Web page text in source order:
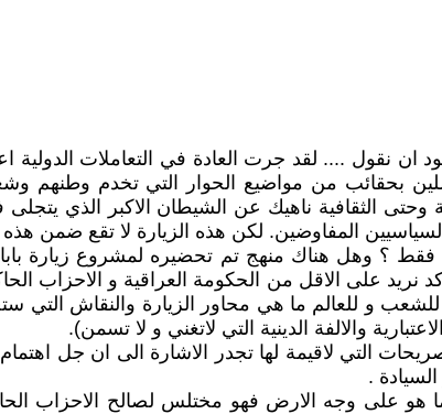
زيارة بابا الفاتيكان للعراق مطلع شهر اذار عام 2020 نود ان نقول .... لقد
بحقائب من مواضيع الحوار التي تخدم وطنهم
وحتى الثقافية ناهيك عن الشيطان الاكبر الذي
المفاوضين. لكن هذه الزيارة لا تقع ضمن
فقط ؟ وهل هناك منهج تم تحضيره لمشروع زيارة
نريد على الاقل من الحكومة العراقية و الاحزاب
للشعب و للعالم ما هي محاور الزيارة والنقاش
والالفة الدينية التي لاتغني و لا تسمن).
التي لاقيمة لها تجدر الاشارة الى ان جل
.
ما هو على وجه الارض فهو مختلس لصالح الاحزاب